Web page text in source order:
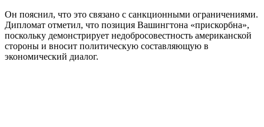
Он пояснил, что это связано с санкционными ограничениями.
Дипломат отметил, что позиция Вашингтона «прискорбна»,
поскольку демонстрирует недобросовестность американской
стороны и вносит политическую составляющую в
экономический диалог.